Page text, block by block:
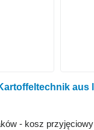
- kosz przyjęciowy